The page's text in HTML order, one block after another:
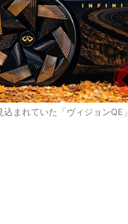
まれていた「ヴィジョンQE」